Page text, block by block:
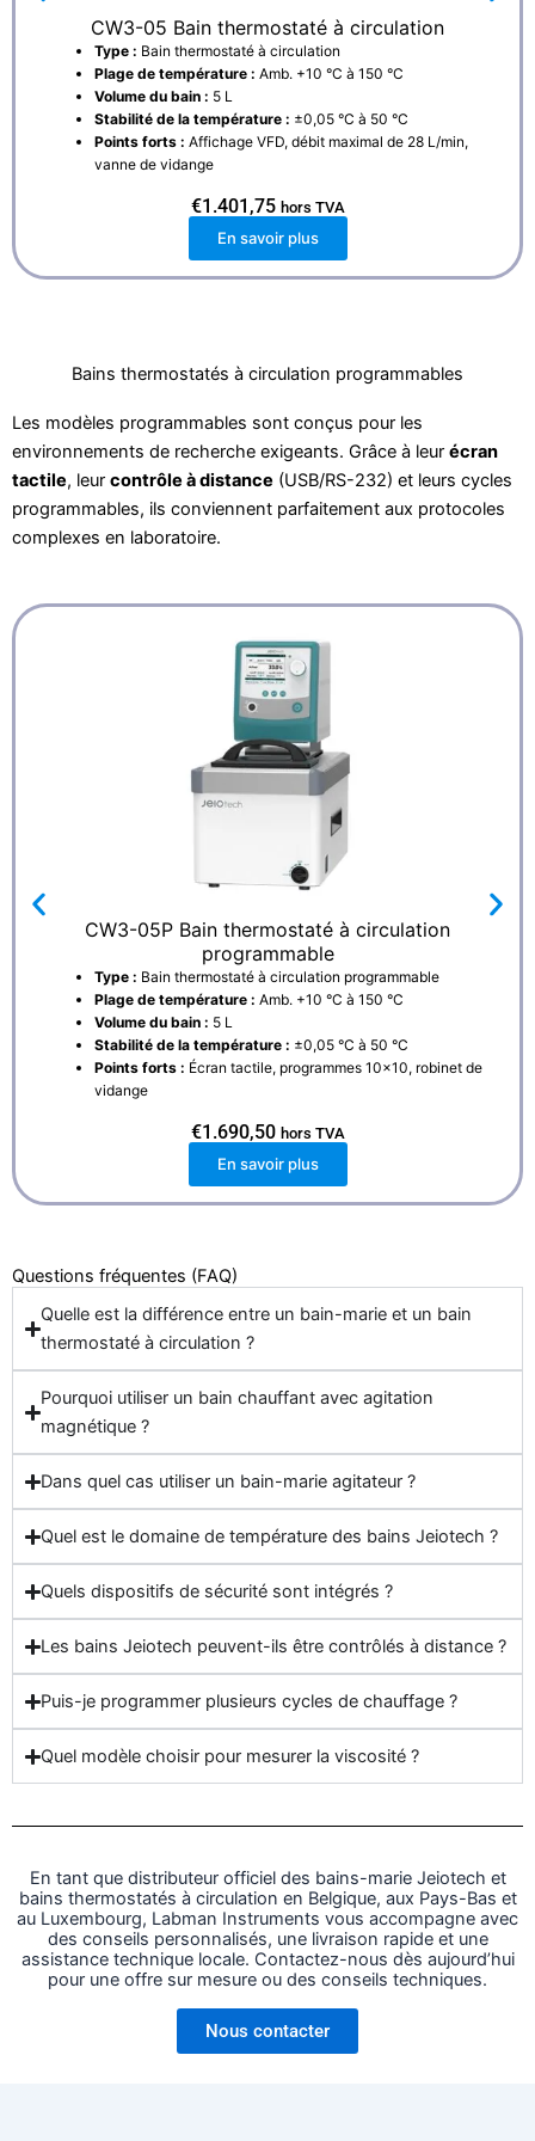
CW3-05 Bain thermostaté à circulation
Type : Bain thermostaté à circulation
Plage de température : Amb. +10 °C à 150 °C
Volume du bain : 5 L
Stabilité de la température : ±0,05 °C à 50 °C
Points forts : Affichage VFD, débit maximal de 28 L/min,
vanne de vidange
€1.401,75 hors TVA
En savoir plus
Bains thermostatés à circulation programmables
Les modèles programmables sont conçus pour les
environnements de recherche exigeants. Grâce à leur écran
tactile, leur contrôle à distance (USB/RS-232) et leurs cycles
programmables, ils conviennent parfaitement aux protocoles
complexes en laboratoire.
CW3-05P Bain thermostaté à circulation
programmable
Type : Bain thermostaté à circulation programmable
Plage de température : Amb. +10 °C à 150 °C
Volume du bain : 5 L
Stabilité de la température : ±0,05 °C à 50 °C
Points forts : Écran tactile, programmes 10×10, robinet de
vidange
€1.690,50 hors TVA
En savoir plus
Questions fréquentes (FAQ)
Quelle est la différence entre un bain-marie et un bain
thermostaté à circulation ?
Pourquoi utiliser un bain chauffant avec agitation
magnétique ?
Dans quel cas utiliser un bain-marie agitateur ?
Quel est le domaine de température des bains Jeiotech ?
Quels dispositifs de sécurité sont intégrés ?
Les bains Jeiotech peuvent-ils être contrôlés à distance ?
Puis-je programmer plusieurs cycles de chauffage ?
Quel modèle choisir pour mesurer la viscosité ?
En tant que distributeur officiel des bains-marie Jeiotech et
bains thermostatés à circulation en Belgique, aux Pays-Bas et
au Luxembourg, Labman Instruments vous accompagne avec
des conseils personnalisés, une livraison rapide et une
assistance technique locale. Contactez-nous dès aujourd’hui
pour une offre sur mesure ou des conseils techniques.
Nous contacter